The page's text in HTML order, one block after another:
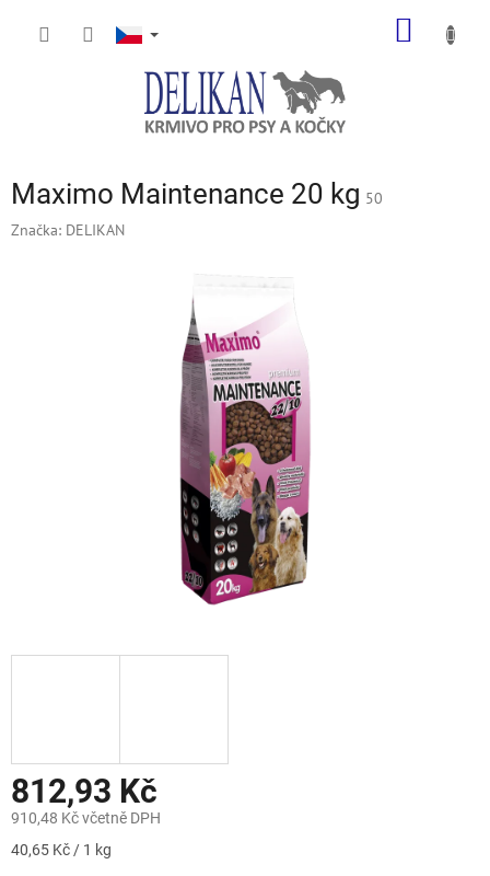
Maximo Maintenance 20 kg 50
Značka: DELIKAN
812,93 Kč
910,48 Kč včetně DPH
Měrná
40,65 Kč / 1 kg